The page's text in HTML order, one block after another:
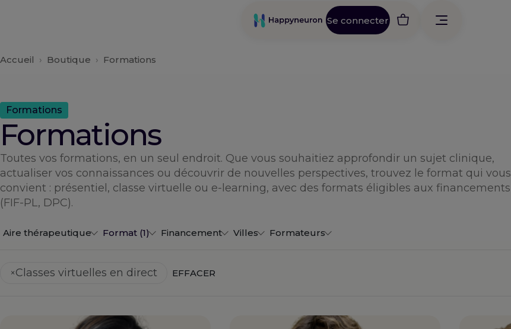
Se connecter
Accueil › Boutique › Formations
Formations
Formations
Toutes vos formations, en un seul endroit. Que vous souhaitiez approfondir un sujet clinique,
actualiser vos connaissances ou découvrir de nouvelles perspectives, trouvez le format qui vous
convient : présentiel, classe virtuelle ou e-learning, avec des formats éligibles aux financements
(FIF-PL, DPC).
Aire thérapeutique Format (1) Financement Villes Formateurs
×Classes virtuelles en direct EFFACER